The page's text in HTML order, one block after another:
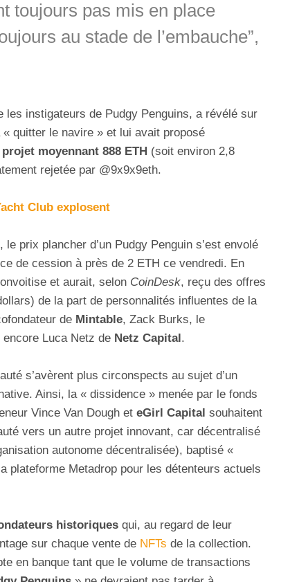
toujours pas mis en place
au stade de l’embauche”,
les instigateurs de Pudgy Penguins, a révélé sur
quitter le navire » et lui avait proposé
moyennant 888 ETH (soit environ 2,8
rejetée par @9x9x9eth.
Club explosent
prix plancher d’un Pudgy Penguin s’est envolé
de cession à près de 2 ETH ce vendredi. En
et aurait, selon CoinDesk, reçu des offres
de la part de personnalités influentes de la
de Mintable, Zack Burks, le
Luca Netz de Netz Capital.
s’avèrent plus circonspects au sujet d’un
Ainsi, la « dissidence » menée par le fonds
Vince Van Dough et eGirl Capital souhaitent
vers un autre projet innovant, car décentralisé
autonome décentralisée), baptisé «
plateforme Metadrop pour les détenteurs actuels
historiques qui, au regard de leur
sur chaque vente de NFTs de la collection.
en banque tant que le volume de transactions